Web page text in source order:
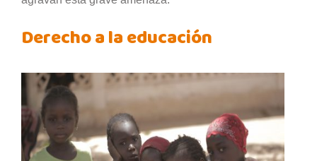
Derecho a la educación